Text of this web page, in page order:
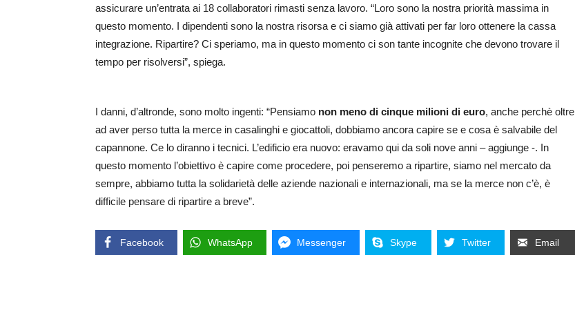
assicurare un’entrata ai 18 collaboratori rimasti senza lavoro. “Loro sono la nostra priorità massima in
questo momento. I dipendenti sono la nostra risorsa e ci siamo già attivati per far loro ottenere la cassa
integrazione. Ripartire? Ci speriamo, ma in questo momento ci son tante incognite che devono trovare il
tempo per risolversi”, spiega.
I danni, d’altronde, sono molto ingenti: “Pensiamo non meno di cinque milioni di euro, anche perchè oltre
ad aver perso tutta la merce in casalinghi e giocattoli, dobbiamo ancora capire se e cosa è salvabile del
capannone. Ce lo diranno i tecnici. L’edificio era nuovo: eravamo qui da soli nove anni – aggiunge -. In
questo momento l’obiettivo è capire come procedere, poi penseremo a ripartire, siamo nel mercato da
sempre, abbiamo tutta la solidarietà delle aziende nazionali e internazionali, ma se la merce non c’è, è
difficile pensare di ripartire a breve”.
Facebook WhatsApp Messenger Skype Twitter Email